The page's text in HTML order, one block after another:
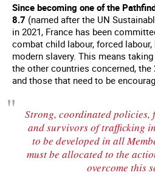
Since becoming one of the
8.7 (named after the UN
in 2021, France has been
combat child labour, forced
modern slavery. This means
the other countries concerned,
and those that need to be
Strong, coordinated policies,
and survivors of trafficking
to be developed in all
must be allocated to the
overcome this